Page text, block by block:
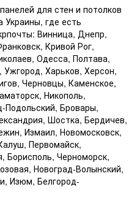
для стен и потолков
Украины, где есть
Винница, Днепр,
Кривой Рог,
Одесса, Полтава,
Харьков, Херсон,
Черновцы, Каменское,
Никополь,
Подольский, Бровары,
Шостка, Бердичев,
Измаил, Новомосковск,
Первомайск,
Борисполь, Черноморск,
Новоград-Волынский,
Изюм, Белгород-